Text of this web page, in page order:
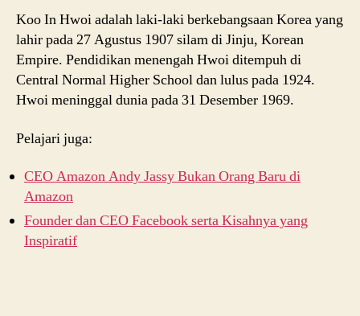
Koo In Hwoi adalah laki-laki berkebangsaan Korea yang
lahir pada 27 Agustus 1907 silam di Jinju, Korean
Empire. Pendidikan menengah Hwoi ditempuh di
Central Normal Higher School dan lulus pada 1924.
Hwoi meninggal dunia pada 31 Desember 1969.
Pelajari juga:
CEO Amazon Andy Jassy Bukan Orang Baru di
Amazon
Founder dan CEO Facebook serta Kisahnya yang
Inspiratif